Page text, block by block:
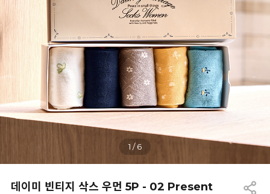
1 /6
데이미 빈티지 삭스 우먼 5P - 02 Present